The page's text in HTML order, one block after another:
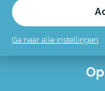
Alles over
(bij
Ga naar alle instellingen